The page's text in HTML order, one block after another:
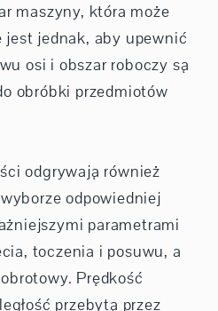
maszyny, która może
jest jednak, aby upewnić
osi i obszar roboczy są
obróbki przedmiotów
odgrywają również
odpowiedniej
parametrami
toczenia i posuwu, a
Prędkość
przebytą przez